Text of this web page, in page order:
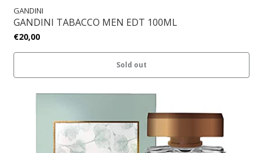
GANDINI
GANDINI TABACCO MEN EDT 100ML
€20,00
Sold out